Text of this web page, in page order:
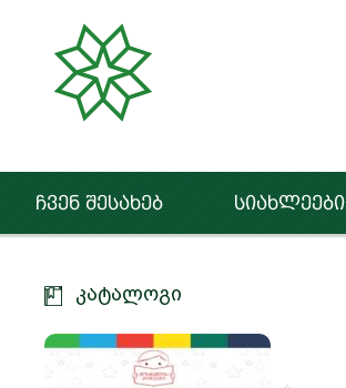
ჩვენ შესახებ სიახლეები
კატალოგი